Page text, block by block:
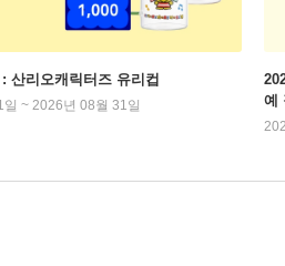
산리오캐릭터즈 유리컵
~ 2026년 08월 31일
예